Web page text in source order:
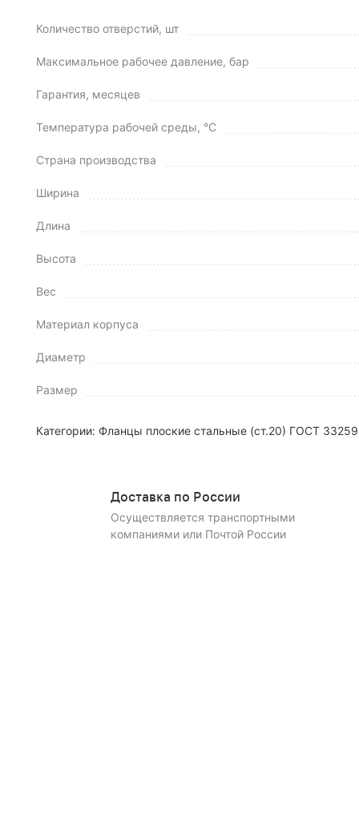
Количество отверстий, шт
Максимальное рабочее давление, бар
Гарантия, месяцев
Температура рабочей среды, °C
Страна производства
Ширина
Длина
Высота
Вес
Материал корпуса
Диаметр
Размер
Категории: Фланцы плоские стальные (ст.20) ГОСТ
Доставка по России
Осуществляется транспортными
компаниями или Почтой России